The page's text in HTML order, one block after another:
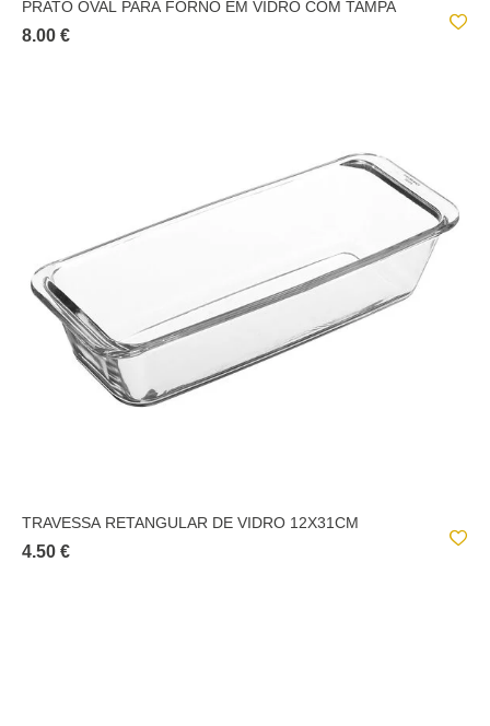
PRATO OVAL PARA FORNO EM VIDRO COM TAMPA
8.00 €
TRAVESSA RETANGULAR DE VIDRO 12X31CM
4.50 €